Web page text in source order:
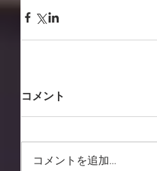
コメント
コメントを追加…